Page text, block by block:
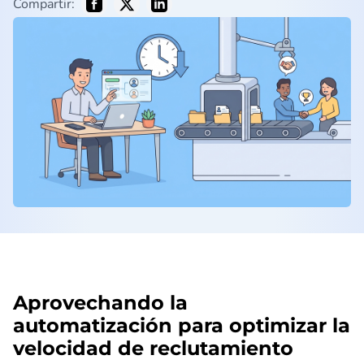
Compartir:
Aprovechando la
automatización para optimizar la
velocidad de reclutamiento